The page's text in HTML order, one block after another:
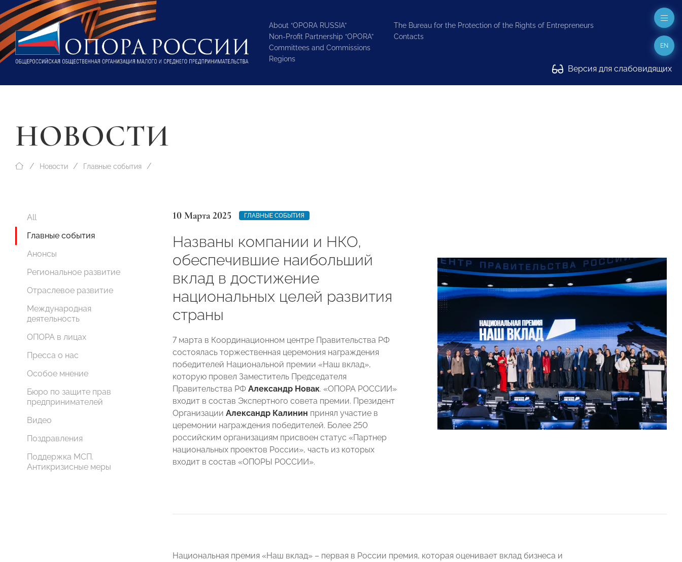
About “OPORA RUSSIA”
Non-Profit Partnership “OPORA”
Committees and Commissions
Regions
The Bureau for the Protection of the Rights of Entrepreneurs
Contacts
Версия для слабовидящих
EN
НОВОСТИ
Новости Главные события
All
Главные события
Анонсы
Региональное развитие
Отраслевое развитие
Международная
деятельность
ОПОРА в лицах
Пресса о нас
Особое мнение
Бюро по защите прав
предпринимателей
Видео
Поздравления
Поддержка МСП.
Антикризисные меры
10 Марта 2025 ГЛАВНЫЕ СОБЫТИЯ
Названы компании и НКО,
обеспечившие наибольший
вклад в достижение
национальных целей развития
страны
7 марта в Координационном центре Правительства РФ
состоялась торжественная церемония награждения
победителей Национальной премии «Наш вклад»,
которую провел Заместитель Председателя
Правительства РФ Александр Новак. «ОПОРА РОССИИ»
входит в состав Экспертного совета премии. Президент
Организации Александр Калинин принял участие в
церемонии награждения победителей. Более 250
российским организациям присвоен статус «Партнер
национальных проектов России», часть из которых
входит в состав «ОПОРЫ РОССИИ».
Национальная премия «Наш вклад» – первая в России премия, которая оценивает вклад бизнеса и